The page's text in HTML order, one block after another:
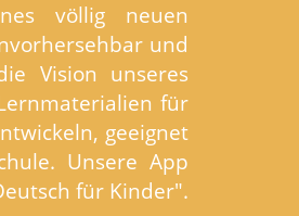
völlig neuen
und
Vision unseres
für
geeignet
Unsere App
für Kinder".